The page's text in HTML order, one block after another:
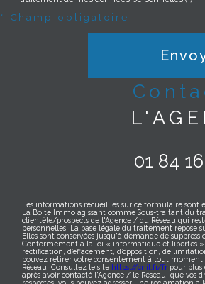
* Champ obligatoire
01 84
Les informations recueillies sur ce formulaire sont
La Boite Immo agissant comme Sous-traitant du
clientèle/prospects de l'Agence / du Réseau qui
personnelles. La base légale du traitement repose
Elles sont conservées jusqu'à demande de
Conformément à la loi « informatique et libertés »,
rectification, d’effacement, d’opposition, de
pouvez retirer votre consentement à tout moment
Réseau. Consultez le site https://cnil.fr/frpour plus
après avoir contacté l'Agence / le Réseau, que vos